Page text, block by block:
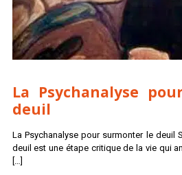
La Psychanalyse
deuil
La Psychanalyse pour surmonter le deuil
deuil est une étape critique de la vie qui
[…]